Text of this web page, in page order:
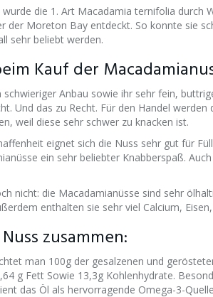
die 1. Art Macadamia ternifolia durch
der Moreton Bay entdeckt. So konnte sie
sehr beliebt werden.
Kauf der
Anbau sowie ihr sehr fein,
Und das zu Recht. Für den Handel
weil diese sehr schwer zu knacken ist.
eignet sich die Nuss sehr gut für
ein sehr beliebter Knabberspaß.
nicht: die Macadamianüsse sind sehr
enthalten sie sehr viel Calcium,
zusammen:
man 100g der gesalzenen und
g Fett Sowie 13,3g Kohlenhydrate.
das Öl als hervorragende Omega-3-